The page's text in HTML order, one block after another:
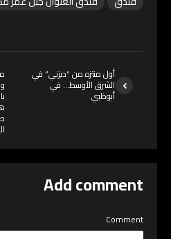
أول منتزه من “ديزني” في
الشرق الأوسط… في
أبوظبي
Add comment
Comment